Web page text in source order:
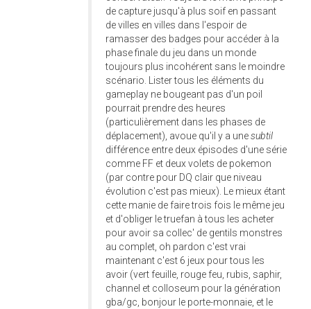
de capture jusqu'à plus soif en passant
de villes en villes dans l'espoir de
ramasser des badges pour accéder à la
phase finale du jeu dans un monde
toujours plus incohérent sans le moindre
scénario. Lister tous les éléments du
gameplay ne bougeant pas d'un poil
pourrait prendre des heures
(particulièrement dans les phases de
déplacement), avoue qu'il y a unesubtil
différence entre deux épisodes d'une série
comme FF et deux volets de pokemon
(par contre pour DQ clair que niveau
évolution c'est pas mieux). Le mieux étant
cette manie de faire trois fois le même jeu
et d'obliger le truefan à tous les acheter
pour avoir sa collec' de gentils monstres
au complet, oh pardon c'est vrai
maintenant c'est 6 jeux pour tous les
avoir (vert feuille, rouge feu, rubis, saphir,
channel et colloseum pour la génération
gba/gc, bonjour le porte-monnaie, et le